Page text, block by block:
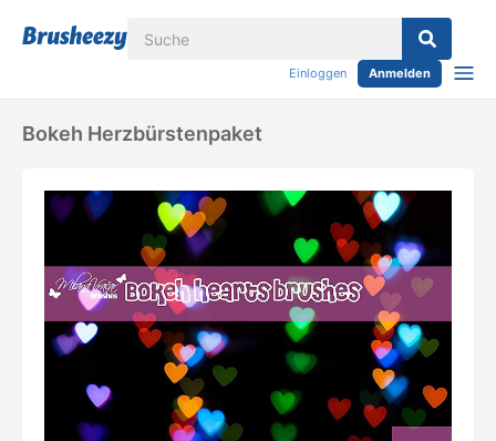
Einloggen Anmelden
Bokeh Herzbürstenpaket